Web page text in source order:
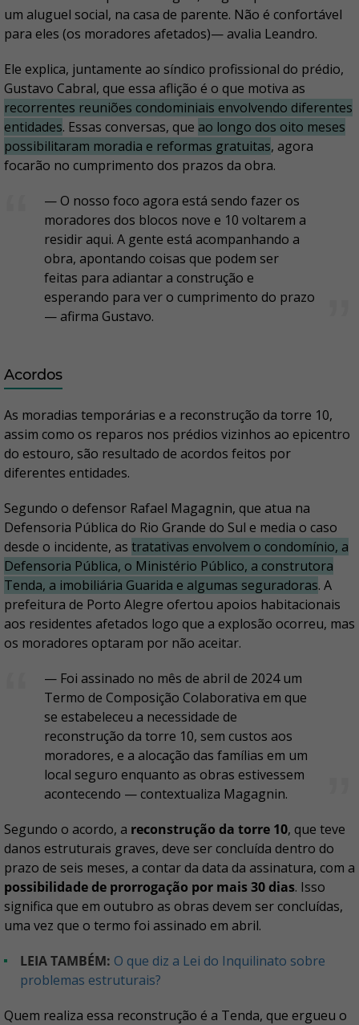
um aluguel social, na casa de parente. Não é confortável
para eles (os moradores afetados)— avalia Leandro.
Ele explica, juntamente ao síndico profissional do prédio,
Gustavo Cabral, que essa aflição é o que motiva as
recorrentes reuniões condominiais envolvendo diferentes
entidades. Essas conversas, que ao longo dos oito meses
possibilitaram moradia e reformas gratuitas, agora
focarão no cumprimento dos prazos da obra.
— O nosso foco agora está sendo fazer os
moradores dos blocos nove e 10 voltarem a
residir aqui. A gente está acompanhando a
obra, apontando coisas que podem ser
feitas para adiantar a construção e
esperando para ver o cumprimento do prazo
— afirma Gustavo.
Acordos
As moradias temporárias e a reconstrução da torre 10,
assim como os reparos nos prédios vizinhos ao epicentro
do estouro, são resultado de acordos feitos por
diferentes entidades.
Segundo o defensor Rafael Magagnin, que atua na
Defensoria Pública do Rio Grande do Sul e media o caso
desde o incidente, as tratativas envolvem o condomínio, a
Defensoria Pública, o Ministério Público, a construtora
Tenda, a imobiliária Guarida e algumas seguradoras. A
prefeitura de Porto Alegre ofertou apoios habitacionais
aos residentes afetados logo que a explosão ocorreu, mas
os moradores optaram por não aceitar.
— Foi assinado no mês de abril de 2024 um
Termo de Composição Colaborativa em que
se estabeleceu a necessidade de
reconstrução da torre 10, sem custos aos
moradores, e a alocação das famílias em um
local seguro enquanto as obras estivessem
acontecendo — contextualiza Magagnin.
Segundo o acordo, a reconstrução da torre 10, que teve
danos estruturais graves, deve ser concluída dentro do
prazo de seis meses, a contar da data da assinatura, com a
possibilidade de prorrogação por mais 30 dias. Isso
significa que em outubro as obras devem ser concluídas,
uma vez que o termo foi assinado em abril.
LEIA TAMBÉM: O que diz a Lei do Inquilinato sobre
problemas estruturais?
Quem realiza essa reconstrução é a Tenda, que ergueu o